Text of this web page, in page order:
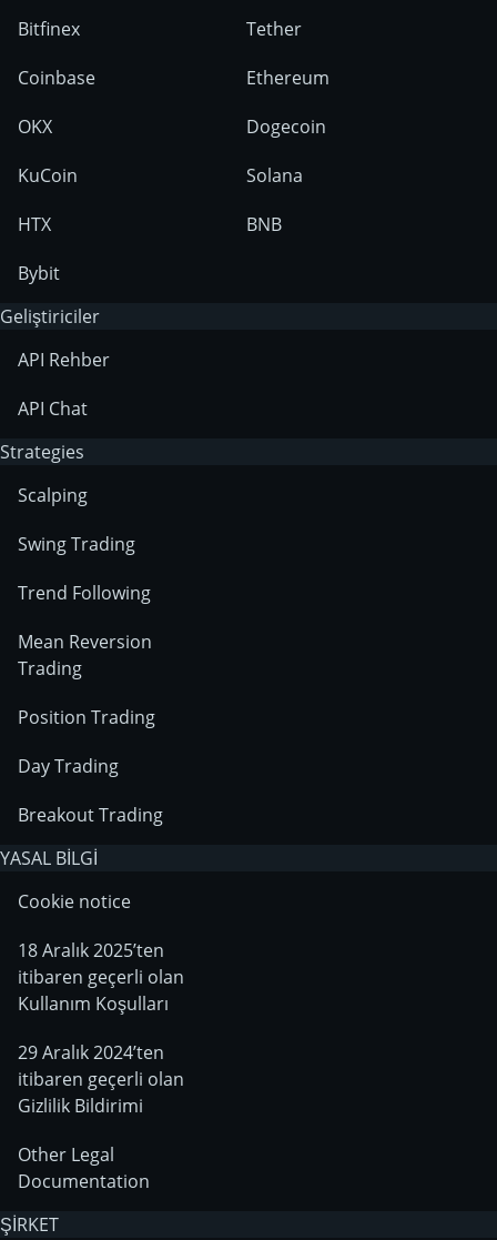
Bitfinex
Coinbase
OKX
KuCoin
HTX
Bybit
Tether
Ethereum
Dogecoin
Solana
BNB
Geliştiriciler
API Rehber
API Chat
Strategies
Scalping
Swing Trading
Trend Following
Mean Reversion
Trading
Position Trading
Day Trading
Breakout Trading
YASAL BİLGİ
Cookie notice
18 Aralık 2025’ten
itibaren geçerli olan
Kullanım Koşulları
29 Aralık 2024’ten
itibaren geçerli olan
Gizlilik Bildirimi
Other Legal
Documentation
ŞİRKET